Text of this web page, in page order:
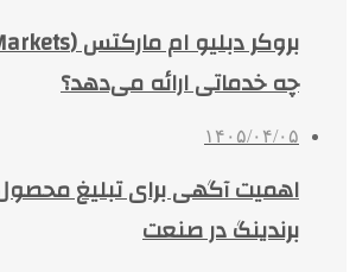
چه خدماتی ارائه می‌دهد؟
۱۴۰۵/۰۴/۰۵
اهمیت آگهی برای تبلیغ
برندینگ در صنعت